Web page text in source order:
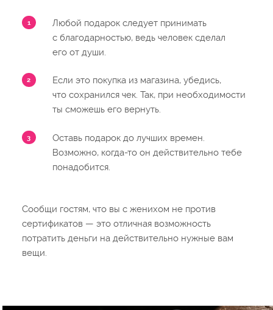
Любой подарок следует принимать
с благодарностью, ведь человек сделал
его от души.
Если это покупка из магазина, убедись,
что сохранился чек. Так, при необходимости
ты сможешь его вернуть.
Оставь подарок до лучших времен.
Возможно, когда-то он действительно тебе
понадобится.
Сообщи гостям, что вы с женихом не против
сертификатов — это отличная возможность
потратить деньги на действительно нужные вам
вещи.